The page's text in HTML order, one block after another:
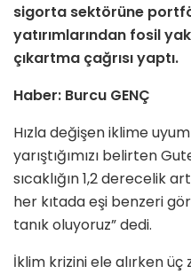
sigorta sektörüne
yatırımlarından fosil
çıkartma çağrısı yaptı.
Haber: Burcu GENÇ
Hızla değişen iklime
yarıştığımızı belirten
sıcaklığın 1,2 derecelik
her kıtada eşi benzeri
tanık oluyoruz” dedi.
İklim krizini ele alırken üç